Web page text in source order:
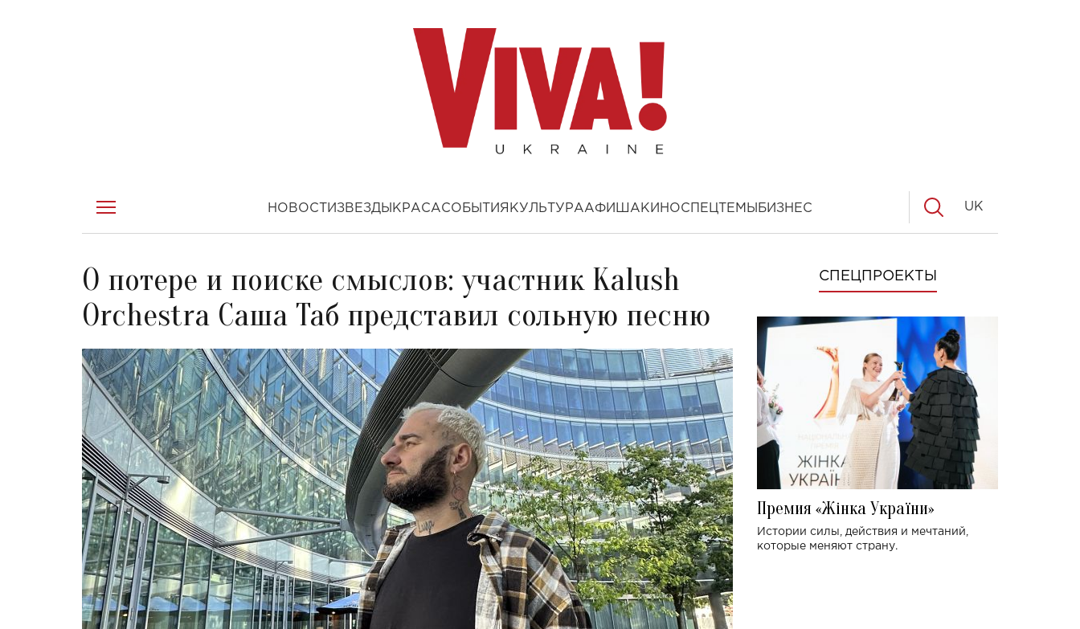
НОВОСТИ ЗВЕЗДЫ КРАСАСОБЫТИЯ КУЛЬТУРААФИША КИНОСПЕЦТЕМЫ БИЗНЕС UK
О потере и поиске смыслов: участник Kalush
Orchestra Саша Таб представил сольную песню
СПЕЦПРОЕКТЫ
Премия «Жінка України»
Истории силы, действия и мечтаний,
которые меняют страну.